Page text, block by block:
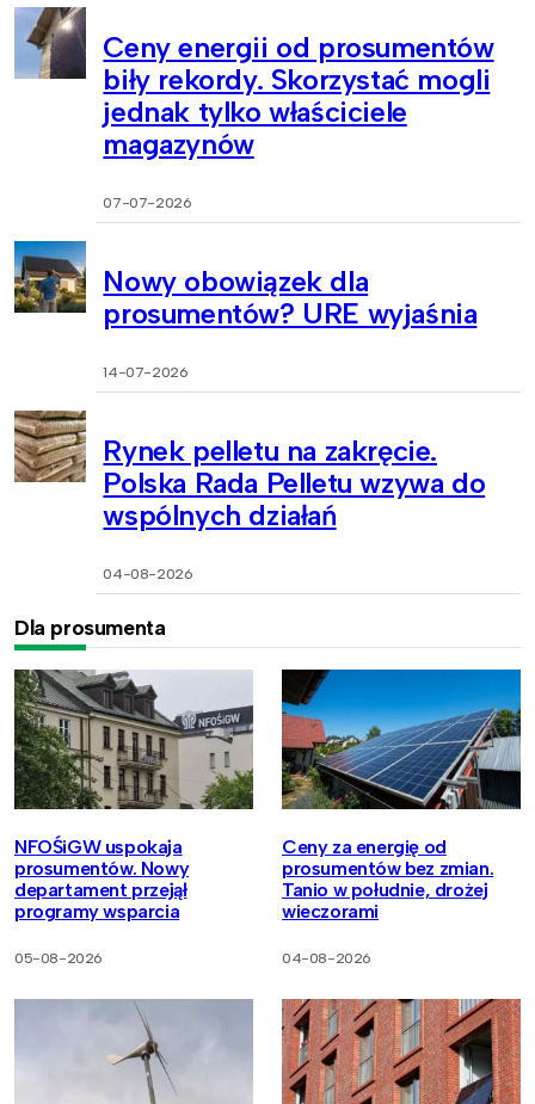
Ceny energii od prosumentów
biły rekordy. Skorzystać mogli
jednak tylko właściciele
magazynów
07-07-2026
Nowy obowiązek dla
prosumentów? URE wyjaśnia
14-07-2026
Rynek pelletu na zakręcie.
Polska Rada Pelletu wzywa do
wspólnych działań
04-08-2026
Dla prosumenta
NFOŚiGW uspokaja
prosumentów. Nowy
departament przejął
programy wsparcia
05-08-2026
Ceny za energię od
prosumentów bez zmian.
Tanio w południe, drożej
wieczorami
04-08-2026